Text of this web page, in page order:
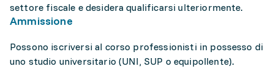
settore fiscale e desidera qualificarsi ulteriormente.
Ammissione
Possono iscriversi al corso professionisti in possesso di
uno studio universitario (UNI, SUP o equipollente).